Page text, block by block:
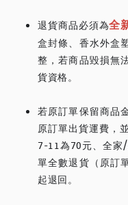
退貨商品必須為全
盒封條、香水外盒
整，若商品毀損無
貨資格。
若原訂單保留商品
原訂單出貨運費，
7-11為70元、全
單全數退貨（原訂
起退回。